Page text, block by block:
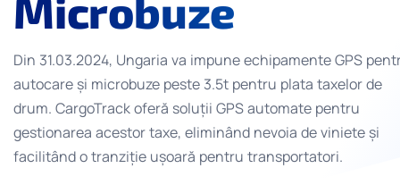
Microbuze
Din 31.03.2024, Ungaria va impune echipamente GPS
autocare și microbuze peste 3.5t pentru plata taxelor de
drum. CargoTrack oferă soluții GPS automate pentru
gestionarea acestor taxe, eliminând nevoia de viniete și
facilitând o tranziție ușoară pentru transportatori.